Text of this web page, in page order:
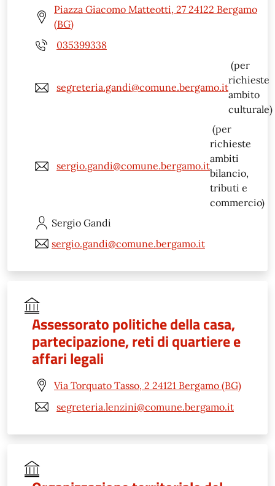
Piazza Giacomo Matteotti, 27 24122 Bergamo
(BG)
035399338
segreteria.gandi@comune.bergamo.it
(per
richieste
ambito
culturale)
sergio.gandi@comune.bergamo.it
(per
richieste
ambiti
bilancio,
tributi e
commercio)
Sergio Gandi
sergio.gandi@comune.bergamo.it
Assessorato politiche della casa,
partecipazione, reti di quartiere e
affari legali
Via Torquato Tasso, 2 24121 Bergamo (BG)
segreteria.lenzini@comune.bergamo.it